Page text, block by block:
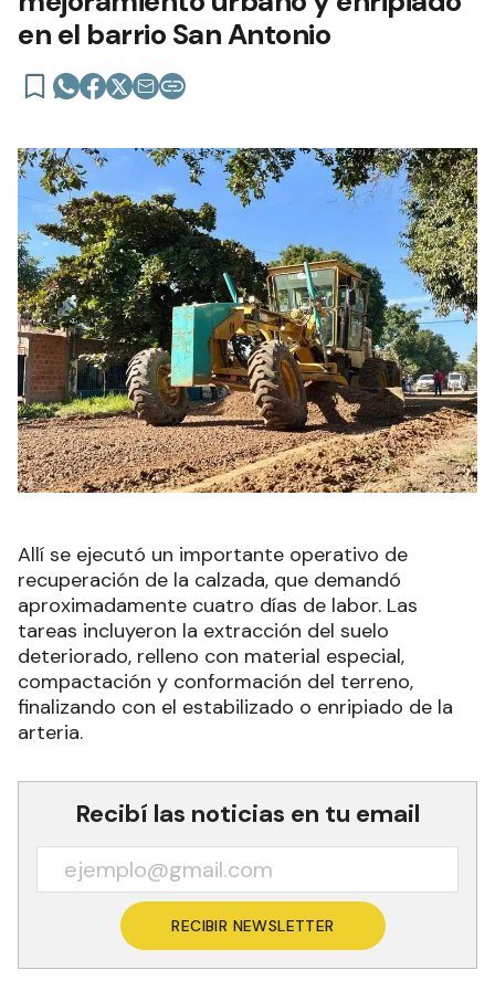
en el barrio San Antonio
Allí se ejecutó un importante operativo de
recuperación de la calzada, que demandó
aproximadamente cuatro días de labor. Las
tareas incluyeron la extracción del suelo
deteriorado, relleno con material especial,
compactación y conformación del terreno,
finalizando con el estabilizado o enripiado de la
arteria.
Recibí las noticias en tu email
RECIBIR NEWSLETTER